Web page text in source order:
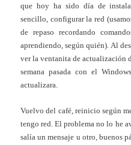
que hoy ha sido día de
sencillo, configurar la red
de repaso recordando
aprendiendo, según quién). Al
ver la ventanita de actualización
semana pasada con el
actualizara.
Vuelvo del café, reinicio según
tengo red. El problema no lo he
salía un mensaje u otro, buenos